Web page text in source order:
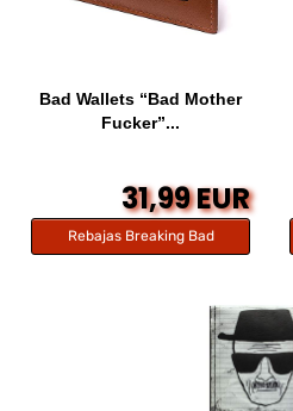
Bad Wallets “Bad Mother
Fucker”...
31,99 EUR
Rebajas Breaking Bad